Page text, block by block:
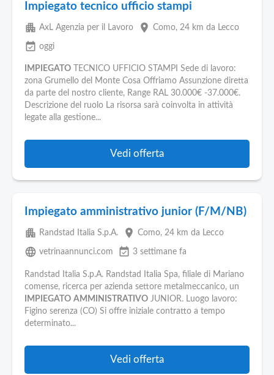
Impiegato tecnico ufficio stampi
apartment AxL Agenzia per il Lavoro place Como, 24 km da Lecco
event_available oggi
IMPIEGATO TECNICO UFFICIO STAMPI Sede di lavoro:
zona Grumello del Monte Cosa Offriamo Assunzione diretta
da parte del nostro cliente, Range RAL 30.000€ -37.000€.
Descrizione del ruolo La risorsa sarà coinvolta in attività
legate alla gestione...
Vedi offerta
Impiegato amministrativo junior (F/M/NB)
apartment Randstad Italia S.p.A. place Como, 24 km da Lecco
language vetrinaannunci.com event_available 3 settimane fa
Randstad Italia S.p.A. Randstad Italia Spa, filiale di Mariano
comense, ricerca per azienda settore metalmeccanico, un
IMPIEGATO AMMINISTRATIVO JUNIOR. Luogo lavoro:
Figino serenza (CO) Si offre iniziale contratto a tempo
determinato...
Vedi offerta